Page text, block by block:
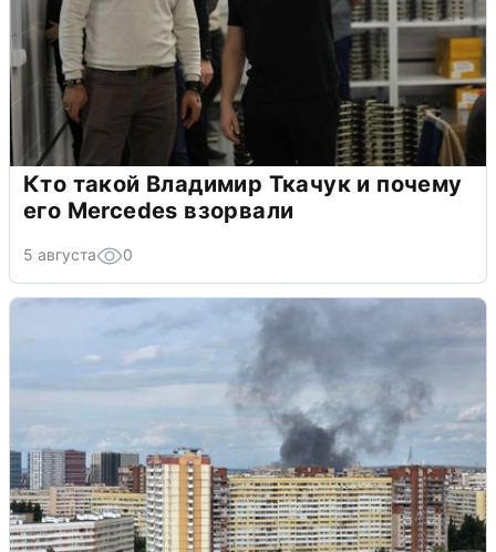
Кто такой Владимир Ткачук и почему
его Mercedes взорвали
5 августа 0